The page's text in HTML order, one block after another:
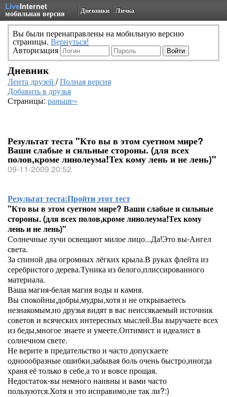
LiveInternet
мобильная версия Дневники Личка
Вы были перенаправлены на мобильную версию
страницы. Вернуться!
Авторизация
Дневник
Лента друзей /Полная версия
Добавить в друзья
Страницы: раньше»
Результат теста "Кто вы в этом суетном мире?
Ваши слабые и сильные стороны. (для всех
полов,кроме линолеума!Тех кому лень и не лень)"
09-11-2009 20:52
Результат теста:Пройти этот тест
"Кто вы в этом суетном мире? Ваши слабые и сильные
стороны. (для всех полов,кроме линолеума!Тех кому
лень и не лень)"
Солнечные лучи освещают милое лицо...Да!Это вы-Ангел
света.
За спиной два огромных лёгких крыла.В руках флейта из
серебристого дерева.Туника из белого,плиссированного
материала.
Ваша магия-белая магия воды и камня.
Вы спокойны,добры,мудры,хотя и не открываетесь
незнакомым,но друзья видят в вас неиссякаемый источник
советов и всяческих интересных мыслей.Вы выручаете всех
из беды,многое знаете и умеете.Оптимист и идеалист в
солнечном свете.
Не верите в предательство и часто допускаете
одноообразные ошибки,забывая боль очень быстро,иногда
храня её только в себе,а то и вовсе прощая.
Недостаток-вы немного наивны и вами часто
пользуются.Хотя и это исправимо,не так ли?:)